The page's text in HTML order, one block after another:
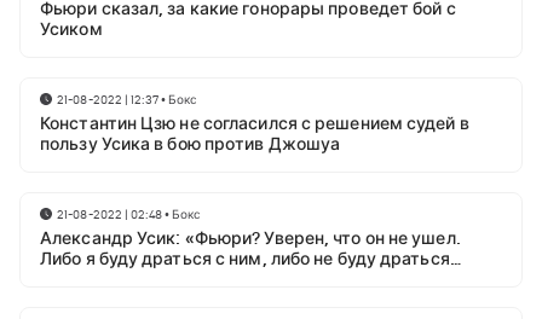
Фьюри сказал, за какие гонорары проведет бой с
Усиком
21-08-2022 | 12:37• Бокс
Константин Цзю не согласился с решением судей в
пользу Усика в бою против Джошуа
21-08-2022 | 02:48• Бокс
Александр Усик: «Фьюри? Уверен, что он не ушел.
Либо я буду драться с ним, либо не буду драться